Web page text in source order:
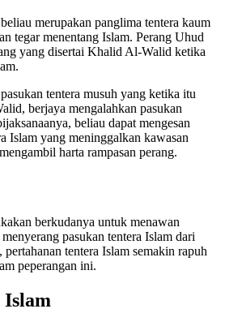
merupakan panglima tentera kaum
tegar menentang Islam. Perang Uhud
yang disertai Khalid Al-Walid ketika
tentera musuh yang ketika itu
berjaya mengalahkan pasukan
beliau dapat mengesan
Islam yang meninggalkan kawasan
harta rampasan perang.
berkudanya untuk menawan
pasukan tentera Islam dari
tentera Islam semakin rapuh
peperangan ini.
Islam